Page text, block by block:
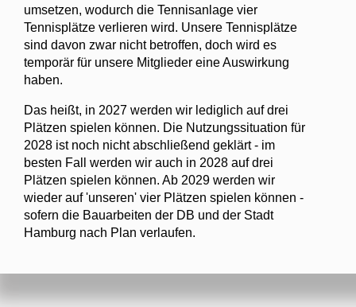
umsetzen, wodurch die Tennisanlage vier
Tennisplätze verlieren wird. Unsere Tennisplätze
sind davon zwar nicht betroffen, doch wird es
temporär für unsere Mitglieder eine Auswirkung
haben.
Das heißt, in 2027 werden wir lediglich auf drei
Plätzen spielen können. Die Nutzungssituation für
2028 ist noch nicht abschließend geklärt - im
besten Fall werden wir auch in 2028 auf drei
Plätzen spielen können. Ab 2029 werden wir
wieder auf 'unseren' vier Plätzen spielen können -
sofern die Bauarbeiten der DB und der Stadt
Hamburg nach Plan verlaufen.